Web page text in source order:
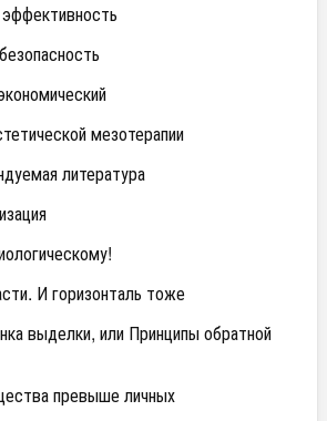
мезотерапии
литература
И горизонталь тоже
выделки, или Принципы обратной
превыше личных